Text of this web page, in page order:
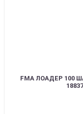
FMA ЛОАДЕР 100
18837